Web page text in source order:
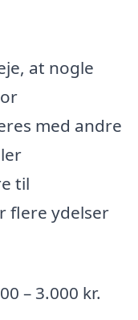
at nogle
med andre
til
flere ydelser
– 3.000 kr.